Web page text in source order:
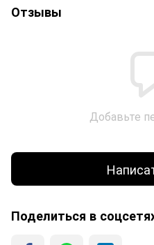
Отзывы
Добавьте
Поделиться в